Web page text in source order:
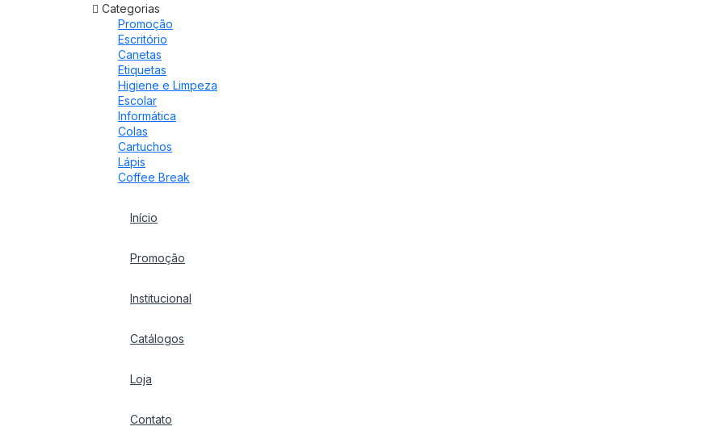
Categorias
Promoção
Escritório
Canetas
Etiquetas
Higiene e Limpeza
Escolar
Informática
Colas
Cartuchos
Lápis
Coffee Break
Início
Promoção
Institucional
Catálogos
Loja
Contato